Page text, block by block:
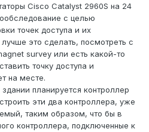
Cisco Catalyst 2960S на 24
с целью
точек доступа и их
это сделать, посмотреть с
survey или есть какой-то
точку доступа и
на месте.
планируется контроллер
эти два контроллера, уже
таким образом, что бы в
контроллера, подключенные к